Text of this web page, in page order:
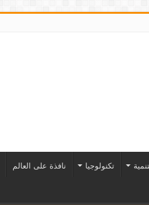
تكنولوجيا نافذة على العالم